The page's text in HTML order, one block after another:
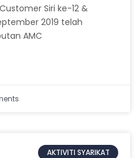
Siri ke-12 &
2019 telah
AMC
AKTIVITI SYARIKAT